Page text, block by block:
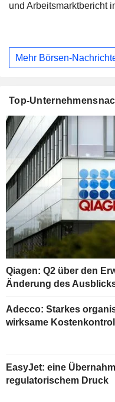
und Arbeitsmarktbericht
Mehr Börsen-
Top-
Qiagen: Q2 über den
Änderung des
Adecco: Starkes
wirksame
EasyJet: eine
regulatorischem Druck